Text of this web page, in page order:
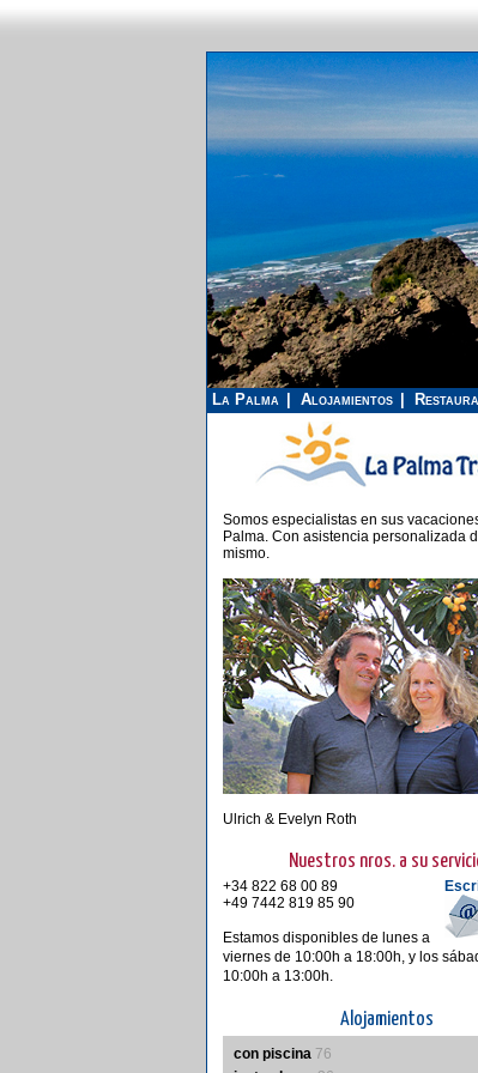
La Palma Alojamientos
Somos especialistas en sus
Palma. Con asistencia personalizada
mismo.
Ulrich & Evelyn Roth
Nuestros nros. a su
+34 822 68 00 89
+49 7442 819 85 90
Estamos disponibles de lunes a
viernes de 10:00h a 18:00h, y los
10:00h a 13:00h.
Alojamientos
con piscina 76